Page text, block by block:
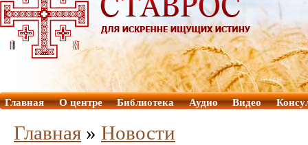
Главная О центре Библиотека Аудио Видео
Главная » Новости